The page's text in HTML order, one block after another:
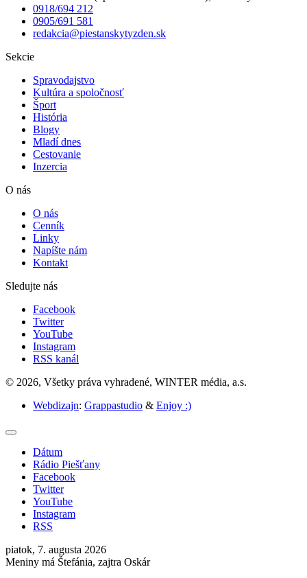
0918/694 212
0905/691 581
redakcia@piestanskytyzden.sk
Sekcie
Spravodajstvo
Kultúra a spoločnosť
Šport
História
Blogy
Mladí dnes
Cestovanie
Inzercia
O nás
O nás
Cenník
Linky
Napíšte nám
Kontakt
Sledujte nás
Facebook
Twitter
YouTube
Instagram
RSS kanál
© 2026, Všetky práva vyhradené, WINTER média, a.s.
Webdizajn: Grappastudio & Enjoy :)
Dátum
Rádio Piešťany
Facebook
Twitter
YouTube
Instagram
RSS
piatok, 7. augusta 2026
Meniny má Štefánia, zajtra Oskár